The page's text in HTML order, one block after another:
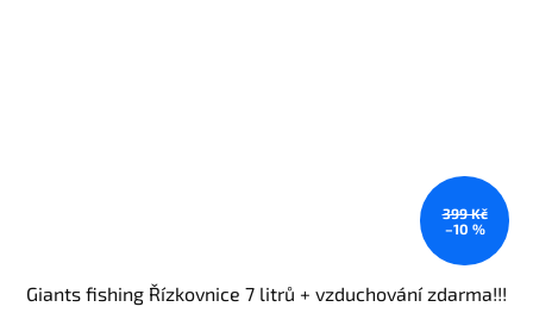
399 Kč
–10 %
Giants fishing Řízkovnice 7 litrů + vzduchování zdarma!!!